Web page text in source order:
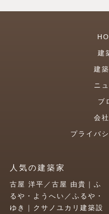
建
建
ニ
ブ
会
プライバ
人気の建築家
古屋 洋平／古屋 由貴｜ふ
るや・ようへい／ふるや・
ゆき｜クサノユカリ建築設